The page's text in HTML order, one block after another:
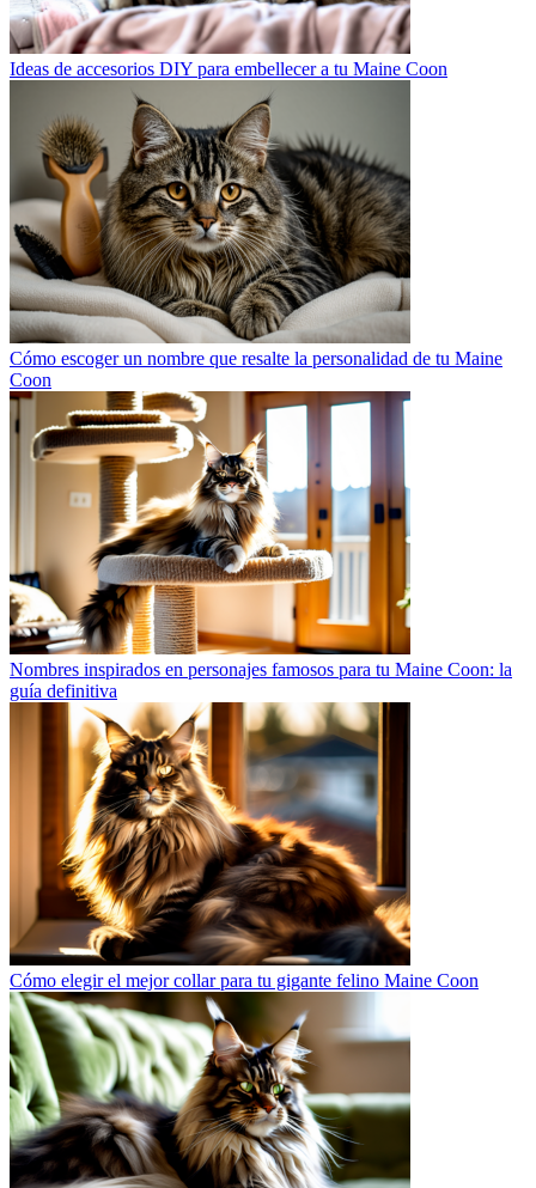
Ideas de accesorios DIY para embellecer a tu Maine Coon
Cómo escoger un nombre que resalte la personalidad de tu Maine
Coon
Nombres inspirados en personajes famosos para tu Maine Coon: la
guía definitiva
Cómo elegir el mejor collar para tu gigante felino Maine Coon